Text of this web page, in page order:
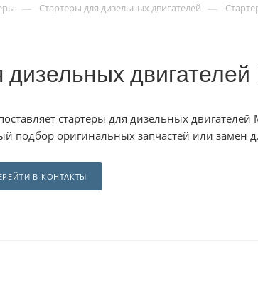
— Стартеры для дизельных двигателей —
двигателей
стартеры для дизельных
подбор оригинальных запчастей или замен
В КОНТАКТЫ